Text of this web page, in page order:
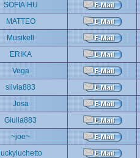
SOFIA.HU
MATTEO
Musikell
ERIKA
Vega
silvia883
Josa
Giulia883
~joe~
luckyluchetto